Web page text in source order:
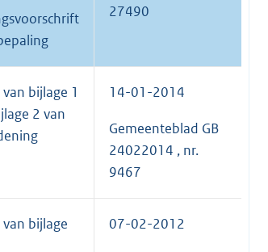
27490
bijlage 1
2 van
14-01-2014
Gemeenteblad GB
24022014 , nr.
9467
bijlage
07-02-2012